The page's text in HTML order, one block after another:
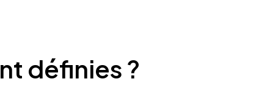
définies ?